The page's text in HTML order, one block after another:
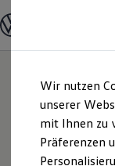
Hauptinhalt
springen
Footer
springen
Modelle und
Modelle
ENERGY
SUV und
Kombis
Wir nutzen
unserer
mit Ihnen zu
Präferenzen